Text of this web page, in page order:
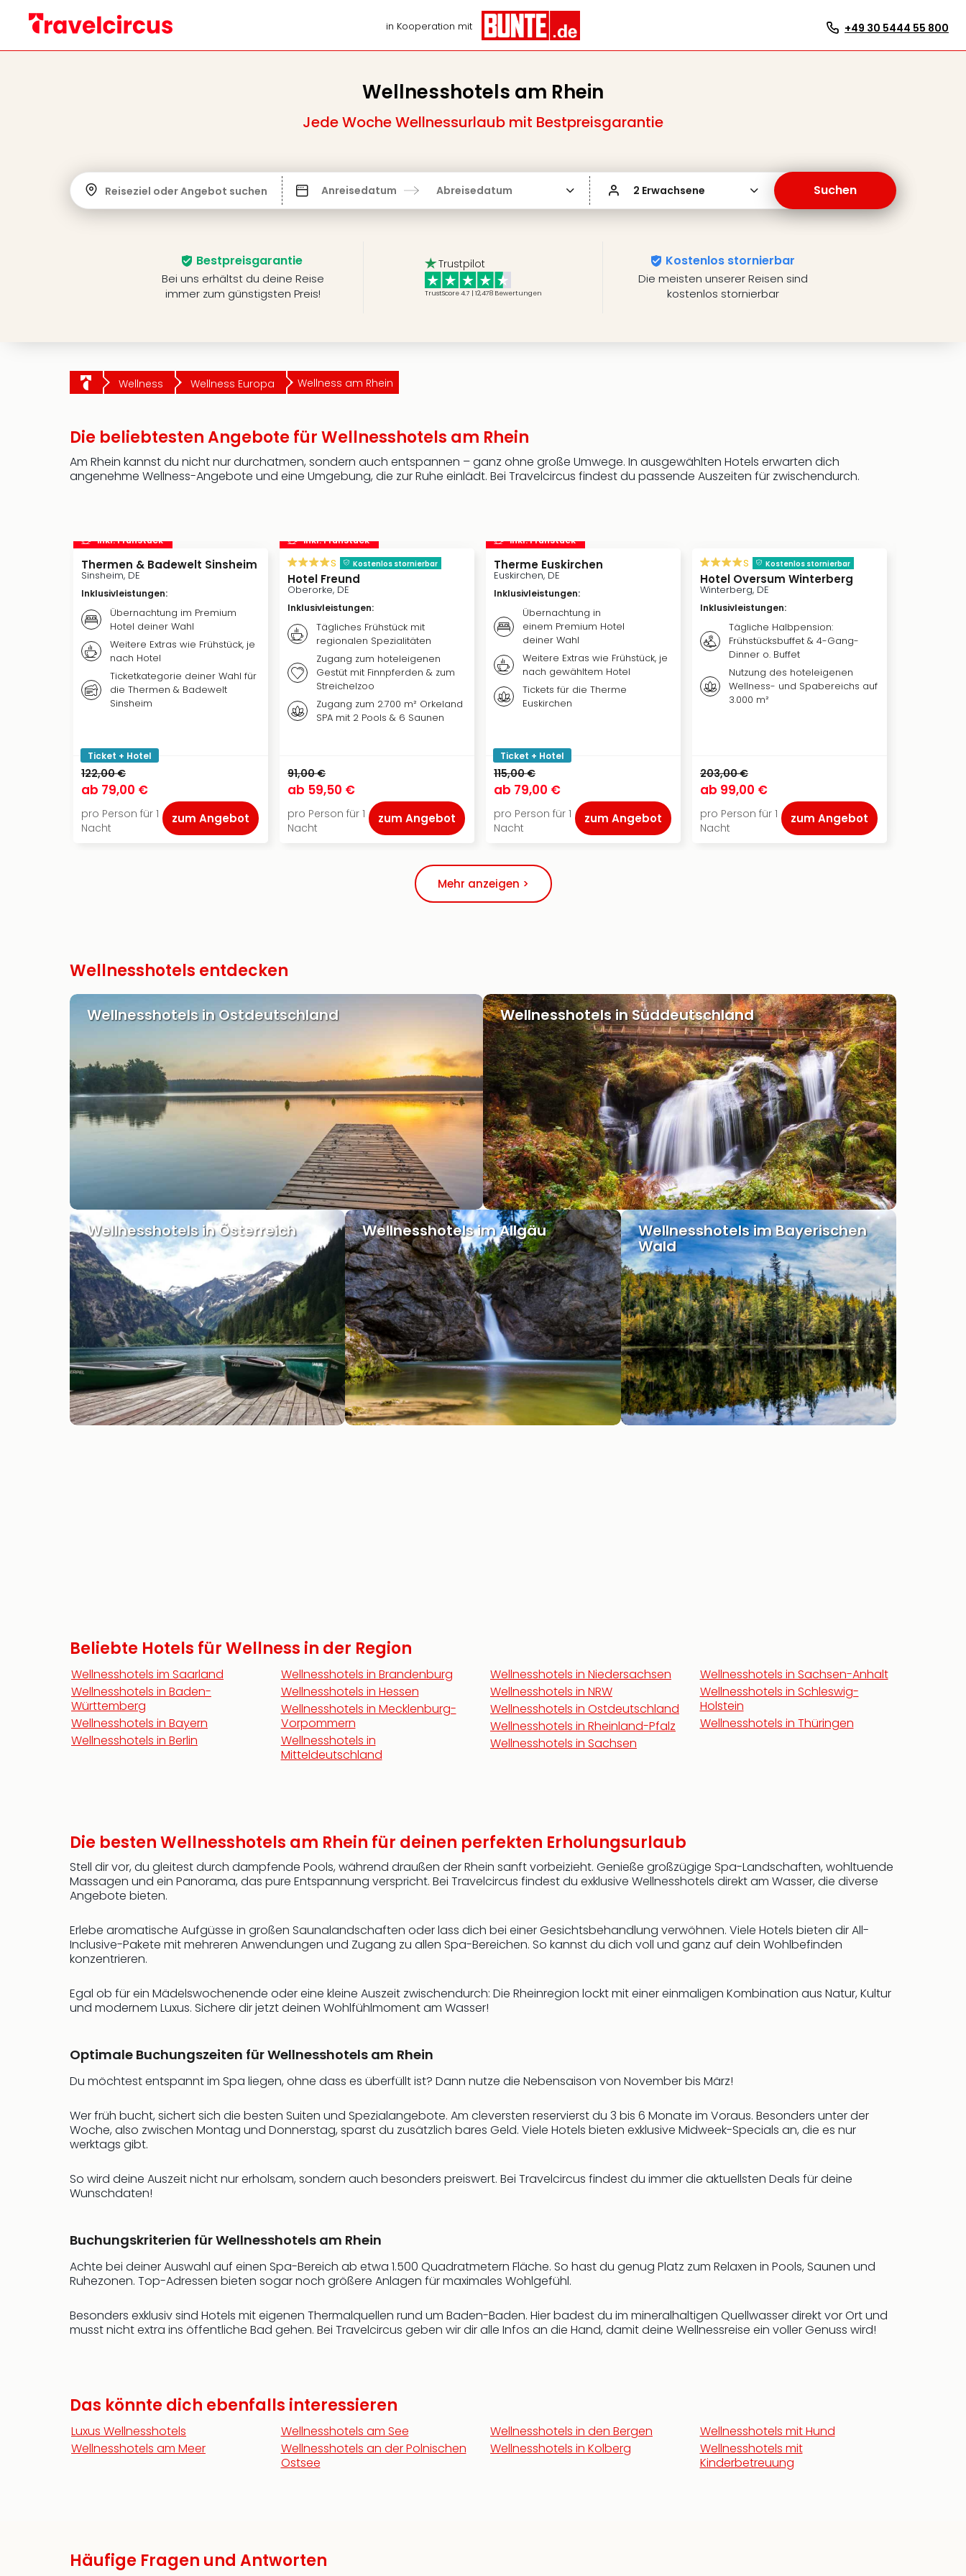
in Kooperation mit +49 30 5444 55 800
Wellnesshotels am Rhein
Jede Woche Wellnessurlaub mit Bestpreisgarantie
Reiseziel oder Angebot suchen Anreisedatum Abreisedatum 2 Erwachsene Suchen
Bestpreisgarantie
Bei uns erhältst du deine Reise
immer zum günstigsten Preis!
Trustpilot
TrustScore 4.7 | 12,478 Bewertungen
Kostenlos stornierbar
Die meisten unserer Reisen sind
kostenlos stornierbar
Wellness Wellness Europa Wellness am Rhein
Die beliebtesten Angebote für Wellnesshotels am Rhein
Am Rhein kannst du nicht nur durchatmen, sondern auch entspannen – ganz ohne große Umwege. In ausgewählten Hotels erwarten dich
angenehme Wellness-Angebote und eine Umgebung, die zur Ruhe einlädt. Bei Travelcircus findest du passende Auszeiten für zwischendurch.
inkl. Frühstück
Thermen & Badewelt Sinsheim
Sinsheim, DE
Inklusivleistungen:
Übernachtung im Premium
Hotel deiner Wahl
Weitere Extras wie Frühstück, je
nach Hotel
Ticketkategorie deiner Wahl für
die Thermen & Badewelt
Sinsheim
Ticket + Hotel
122,00 €
ab 79,00 €
pro Person für 1
Nacht
zum Angebot
inkl. Frühstück
s Kostenlos stornierbar
Hotel Freund
Oberorke, DE
Inklusivleistungen:
Tägliches Frühstück mit
regionalen Spezialitäten
Zugang zum hoteleigenen
Gestüt mit Finnpferden & zum
Streichelzoo
Zugang zum 2.700 m² Orkeland
SPA mit 2 Pools & 6 Saunen
91,00 €
ab 59,50 €
pro Person für 1
Nacht
zum Angebot
inkl. Frühstück
Therme Euskirchen
Euskirchen, DE
Inklusivleistungen:
Übernachtung in
einem Premium Hotel
deiner Wahl
Weitere Extras wie Frühstück, je
nach gewähltem Hotel
Tickets für die Therme
Euskirchen
Ticket + Hotel
115,00 €
ab 79,00 €
pro Person für 1
Nacht
zum Angebot
s Kostenlos stornierbar
Hotel Oversum Winterberg
Winterberg, DE
Inklusivleistungen:
Tägliche Halbpension:
Frühstücksbuffet & 4-Gang-
Dinner o. Buffet
Nutzung des hoteleigenen
Wellness- und Spabereichs auf
3.000 m²
203,00 €
ab 99,00 €
pro Person für 1
Nacht
zum Angebot
Mehr anzeigen >
Wellnesshotels entdecken
Wellnesshotels in Ostdeutschland Wellnesshotels in Süddeutschland
Wellnesshotels in Österreich Wellnesshotels im Allgäu Wellnesshotels im Bayerischen
Wald
Beliebte Hotels für Wellness in der Region
Wellnesshotels im Saarland
Wellnesshotels in Baden-
Württemberg
Wellnesshotels in Bayern
Wellnesshotels in Berlin
Wellnesshotels in Brandenburg
Wellnesshotels in Hessen
Wellnesshotels in Mecklenburg-
Vorpommern
Wellnesshotels in
Mitteldeutschland
Wellnesshotels in Niedersachsen
Wellnesshotels in NRW
Wellnesshotels in Ostdeutschland
Wellnesshotels in Rheinland-Pfalz
Wellnesshotels in Sachsen
Wellnesshotels in Sachsen-Anhalt
Wellnesshotels in Schleswig-
Holstein
Wellnesshotels in Thüringen
Die besten Wellnesshotels am Rhein für deinen perfekten Erholungsurlaub
Stell dir vor, du gleitest durch dampfende Pools, während draußen der Rhein sanft vorbeizieht. Genieße großzügige Spa-Landschaften, wohltuende
Massagen und ein Panorama, das pure Entspannung verspricht. Bei Travelcircus findest du exklusive Wellnesshotels direkt am Wasser, die diverse
Angebote bieten.
Erlebe aromatische Aufgüsse in großen Saunalandschaften oder lass dich bei einer Gesichtsbehandlung verwöhnen. Viele Hotels bieten dir All-
Inclusive-Pakete mit mehreren Anwendungen und Zugang zu allen Spa-Bereichen. So kannst du dich voll und ganz auf dein Wohlbefinden
konzentrieren.
Egal ob für ein Mädelswochenende oder eine kleine Auszeit zwischendurch: Die Rheinregion lockt mit einer einmaligen Kombination aus Natur, Kultur
und modernem Luxus. Sichere dir jetzt deinen Wohlfühlmoment am Wasser!
Optimale Buchungszeiten für Wellnesshotels am Rhein
Du möchtest entspannt im Spa liegen, ohne dass es überfüllt ist? Dann nutze die Nebensaison von November bis März!
Wer früh bucht, sichert sich die besten Suiten und Spezialangebote. Am cleversten reservierst du 3 bis 6 Monate im Voraus. Besonders unter der
Woche, also zwischen Montag und Donnerstag, sparst du zusätzlich bares Geld. Viele Hotels bieten exklusive Midweek-Specials an, die es nur
werktags gibt.
So wird deine Auszeit nicht nur erholsam, sondern auch besonders preiswert. Bei Travelcircus findest du immer die aktuellsten Deals für deine
Wunschdaten!
Buchungskriterien für Wellnesshotels am Rhein
Achte bei deiner Auswahl auf einen Spa-Bereich ab etwa 1.500 Quadratmetern Fläche. So hast du genug Platz zum Relaxen in Pools, Saunen und
Ruhezonen. Top-Adressen bieten sogar noch größere Anlagen für maximales Wohlgefühl.
Besonders exklusiv sind Hotels mit eigenen Thermalquellen rund um Baden-Baden. Hier badest du im mineralhaltigen Quellwasser direkt vor Ort und
musst nicht extra ins öffentliche Bad gehen. Bei Travelcircus geben wir dir alle Infos an die Hand, damit deine Wellnessreise ein voller Genuss wird!
Das könnte dich ebenfalls interessieren
Luxus Wellnesshotels
Wellnesshotels am Meer
Wellnesshotels am See
Wellnesshotels an der Polnischen
Ostsee
Wellnesshotels in den Bergen
Wellnesshotels in Kolberg
Wellnesshotels mit Hund
Wellnesshotels mit
Kinderbetreuung
Häufige Fragen und Antworten